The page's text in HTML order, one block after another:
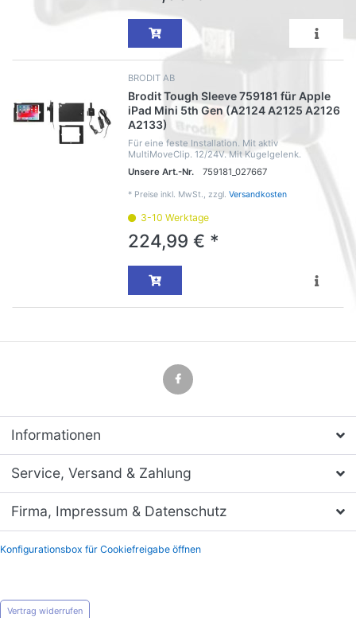
BRODIT AB
Brodit Tough Sleeve 759181 für Apple
iPad Mini 5th Gen (A2124 A2125 A2126
A2133)
Für eine feste Installation. Mit aktiv
MultiMoveClip. 12/24V. Mit Kugelgelenk.
Unsere Art.-Nr.
759181_027667
* Preise inkl. MwSt., zzgl. Versandkosten
3-10 Werktage
224,99 € *
Informationen
Service, Versand & Zahlung
Firma, Impressum & Datenschutz
Konfigurationsbox für Cookiefreigabe öffnen
Vertrag widerrufen